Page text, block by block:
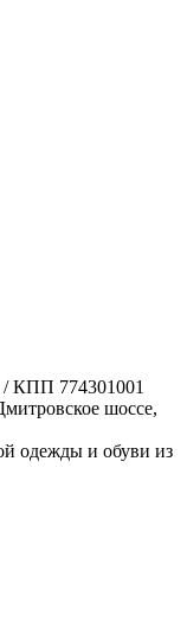
КПП 774301001
шоссе,
одежды и обуви из